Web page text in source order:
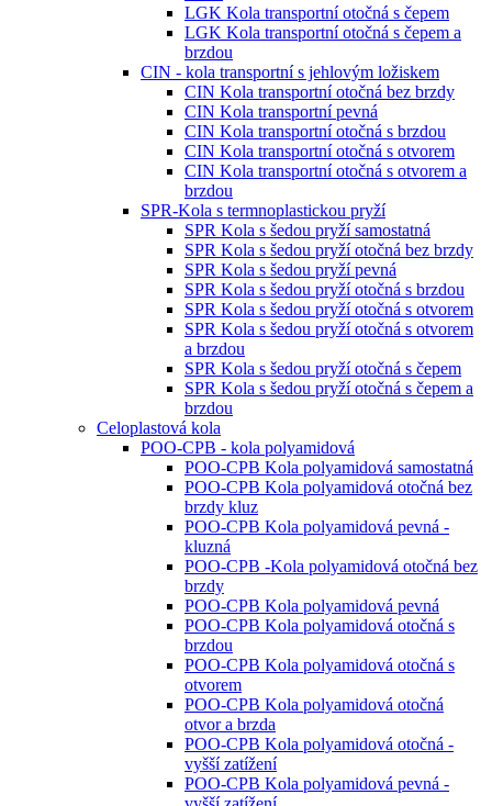
LGK Kola transportní otočná s čepem
LGK Kola transportní otočná s čepem a
brzdou
CIN - kola transportní s jehlovým ložiskem
CIN Kola transportní otočná bez brzdy
CIN Kola transportní pevná
CIN Kola transportní otočná s brzdou
CIN Kola transportní otočná s otvorem
CIN Kola transportní otočná s otvorem a
brzdou
SPR-Kola s termnoplastickou pryží
SPR Kola s šedou pryží samostatná
SPR Kola s šedou pryží otočná bez brzdy
SPR Kola s šedou pryží pevná
SPR Kola s šedou pryží otočná s brzdou
SPR Kola s šedou pryží otočná s otvorem
SPR Kola s šedou pryží otočná s otvorem
a brzdou
SPR Kola s šedou pryží otočná s čepem
SPR Kola s šedou pryží otočná s čepem a
brzdou
Celoplastová kola
POO-CPB - kola polyamidová
POO-CPB Kola polyamidová samostatná
POO-CPB Kola polyamidová otočná bez
brzdy kluz
POO-CPB Kola polyamidová pevná -
kluzná
POO-CPB -Kola polyamidová otočná bez
brzdy
POO-CPB Kola polyamidová pevná
POO-CPB Kola polyamidová otočná s
brzdou
POO-CPB Kola polyamidová otočná s
otvorem
POO-CPB Kola polyamidová otočná
otvor a brzda
POO-CPB Kola polyamidová otočná -
vyšší zatížení
POO-CPB Kola polyamidová pevná -